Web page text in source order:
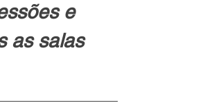
e
as salas